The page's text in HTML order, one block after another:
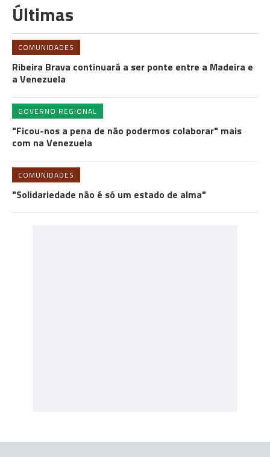
Últimas
COMUNIDADES
Ribeira Brava continuará a ser ponte entre a Madeira e
a Venezuela
GOVERNO REGIONAL
"Ficou-nos a pena de não podermos colaborar" mais
com na Venezuela
COMUNIDADES
"Solidariedade não é só um estado de alma"